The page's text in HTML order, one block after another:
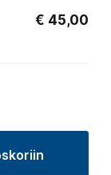
€ 45,00